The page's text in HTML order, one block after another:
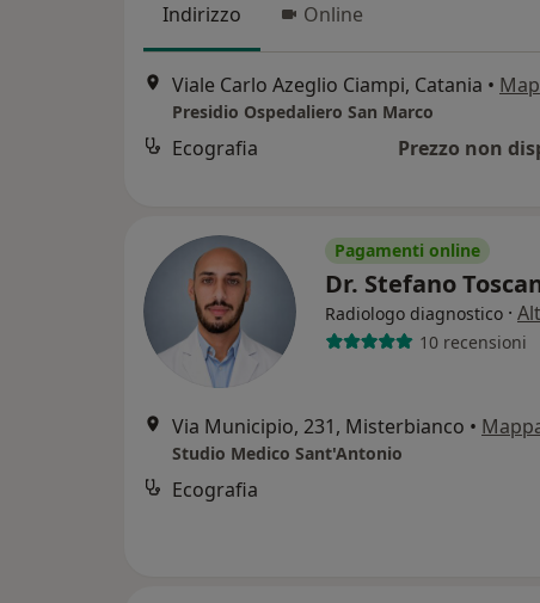
Indirizzo Online
Viale Carlo Azeglio Ciampi, Catania •
Presidio Ospedaliero San Marco
Ecografia Prezzo non
Pagamenti online
Dr. Stefano
Radiologo diagnostico ·
10 recensioni
Via Municipio, 231, Misterbianco •
Studio Medico Sant'Antonio
Ecografia